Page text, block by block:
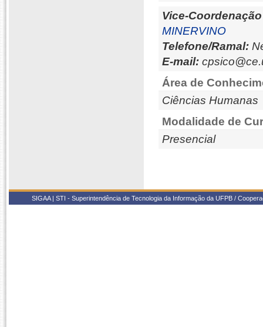
Vice-
MINERVINO
Telefone/Ramal:
E-mail:
Área de
Ciências Humanas
Modalidade de
Presencial
SIGAA | STI - Superintendência de Tecnologia da Informação da UFPB /